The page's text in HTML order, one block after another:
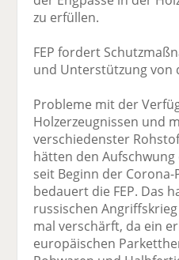
zu erfüllen.
FEP fordert
und Unterstützung von
Probleme mit der
Holzerzeugnissen und
verschiedenster
hätten den
seit Beginn der
bedauert die FEP. Das
russischen
mal verschärft, da ein
europäischen